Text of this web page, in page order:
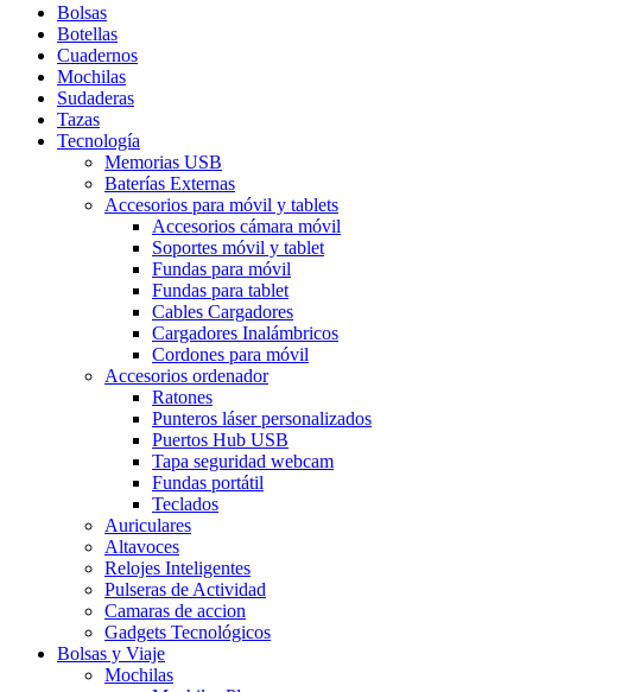
Bolsas
Botellas
Cuadernos
Mochilas
Sudaderas
Tazas
Tecnología
Memorias USB
Baterías Externas
Accesorios para móvil y tablets
Accesorios cámara móvil
Soportes móvil y tablet
Fundas para móvil
Fundas para tablet
Cables Cargadores
Cargadores Inalámbricos
Cordones para móvil
Accesorios ordenador
Ratones
Punteros láser personalizados
Puertos Hub USB
Tapa seguridad webcam
Fundas portátil
Teclados
Auriculares
Altavoces
Relojes Inteligentes
Pulseras de Actividad
Camaras de accion
Gadgets Tecnológicos
Bolsas y Viaje
Mochilas